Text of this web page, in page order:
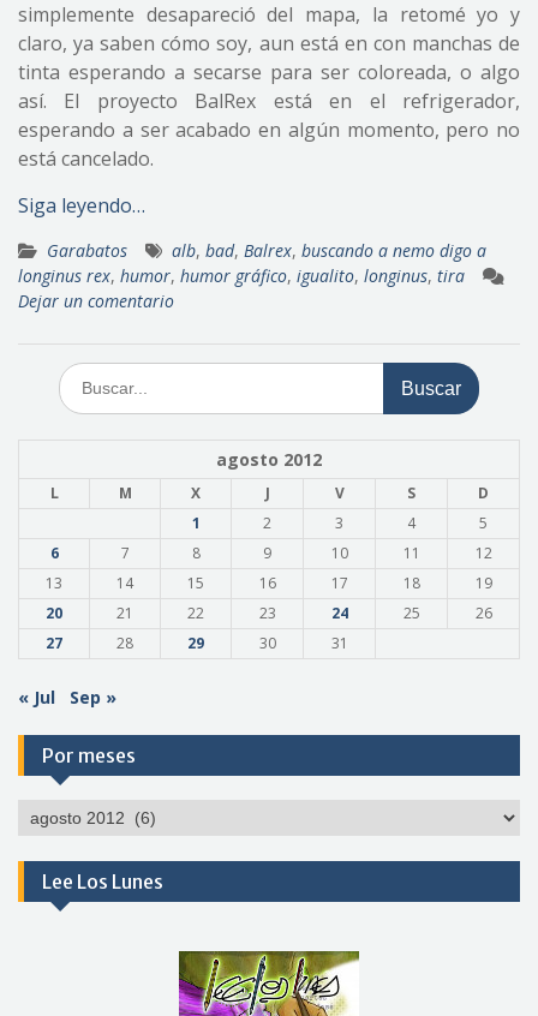
simplemente desapareció del mapa, la retomé yo y
claro, ya saben cómo soy, aun está en con manchas de
tinta esperando a secarse para ser coloreada, o algo
así. El proyecto BalRex está en el refrigerador,
esperando a ser acabado en algún momento, pero no
está cancelado.
Siga leyendo…
Garabatos alb, bad, Balrex, buscando a nemo digo a
longinus rex, humor, humor gráfico, igualito, longinus, tira
Dejar un comentario
Buscar:
agosto 2012
L M X J V S
D
1
2 3 4
5
6
7 8 9 10 11
12
13
14 15 16 17 18
19
20
21 22 23 24 25
26
27
28 29 30 31
« Jul Sep »
Por meses
Por
Lee Los Lunes